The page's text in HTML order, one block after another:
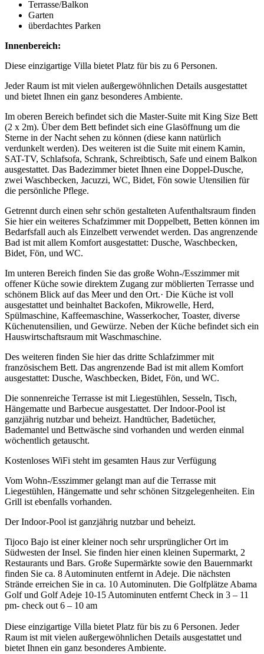
Terrasse/Balkon
Garten
überdachtes Parken
Innenbereich:
Diese einzigartige Villa bietet Platz für bis zu 6 Personen.
Jeder Raum ist mit vielen außergewöhnlichen Details ausgestattet
und bietet Ihnen ein ganz besonderes Ambiente.
Im oberen Bereich befindet sich die Master-Suite mit King Size Bett
(2 x 2m). Über dem Bett befindet sich eine Glasöffnung um die
Sterne in der Nacht sehen zu können (diese kann natürlich
verdunkelt werden). Des weiteren ist die Suite mit einem Kamin,
SAT-TV, Schlafsofa, Schrank, Schreibtisch, Safe und einem Balkon
ausgestattet. Das Badezimmer bietet Ihnen eine Doppel-Dusche,
zwei Waschbecken, Jacuzzi, WC, Bidet, Fön sowie Utensilien für
die persönliche Pflege.
Getrennt durch einen sehr schön gestalteten Aufenthaltsraum finden
Sie hier ein weiteres Schafzimmer mit Doppelbett, Betten können im
Bedarfsfall auch als Einzelbett verwendet werden. Das angrenzende
Bad ist mit allem Komfort ausgestattet: Dusche, Waschbecken,
Bidet, Fön, und WC.
Im unteren Bereich finden Sie das große Wohn-/Esszimmer mit
offener Küche sowie direktem Zugang zur möblierten Terrasse und
schönem Blick auf das Meer und den Ort.· Die Küche ist voll
ausgestattet und beinhaltet Backofen, Mikrowelle, Herd,
Spülmaschine, Kaffeemaschine, Wasserkocher, Toaster, diverse
Küchenutensilien, und Gewürze. Neben der Küche befindet sich ein
Hauswirtschaftsraum mit Waschmaschine.
Des weiteren finden Sie hier das dritte Schlafzimmer mit
französischem Bett. Das angrenzende Bad ist mit allem Komfort
ausgestattet: Dusche, Waschbecken, Bidet, Fön, und WC.
Die sonnenreiche Terrasse ist mit Liegestühlen, Sesseln, Tisch,
Hängematte und Barbecue ausgestattet. Der Indoor-Pool ist
ganzjährig nutzbar und beheizt. Handtücher, Badetücher,
Bademantel und Bettwäsche sind vorhanden und werden einmal
wöchentlich getauscht.
Kostenloses WiFi steht im gesamten Haus zur Verfügung
Vom Wohn-/Esszimmer gelangt man auf die Terrasse mit
Liegestühlen, Hängematte und sehr schönen Sitzgelegenheiten. Ein
Grill ist ebenfalls vorhanden.
Der Indoor-Pool ist ganzjährig nutzbar und beheizt.
Tijoco Bajo ist einer kleiner noch sehr ursprünglicher Ort im
Südwesten der Insel. Sie finden hier einen kleinen Supermarkt, 2
Restaurants und Bars. Große Supermärkte sowie den Bauernmarkt
finden Sie ca. 8 Autominuten entfernt in Adeje. Die nächsten
Strände erreichen Sie in ca. 10 Autominuten. Die Golfplätze Abama
Golf und Golf Adeje 10-15 Autominuten entfernt Check in 3 – 11
pm- check out 6 – 10 am
Diese einzigartige Villa bietet Platz für bis zu 6 Personen. Jeder
Raum ist mit vielen außergewöhnlichen Details ausgestattet und
bietet Ihnen ein ganz besonderes Ambiente.